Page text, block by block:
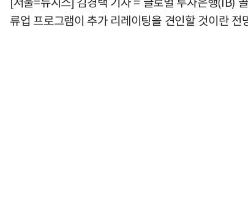
류업 프로그램이 추가 리레이팅을 견인할 것이란 전